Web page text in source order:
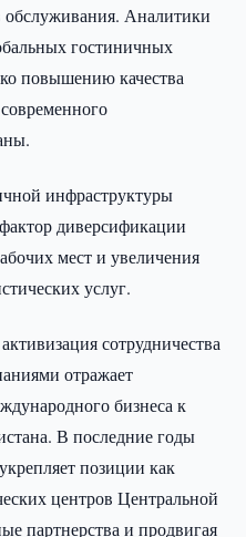
Аналитики
гостиничных
повышению качества
инфраструктуры
диверсификации
мест и увеличения
услуг.
сотрудничества
отражает
бизнеса к
В последние годы
позиции как
центров Центральной
партнерства и продвигая